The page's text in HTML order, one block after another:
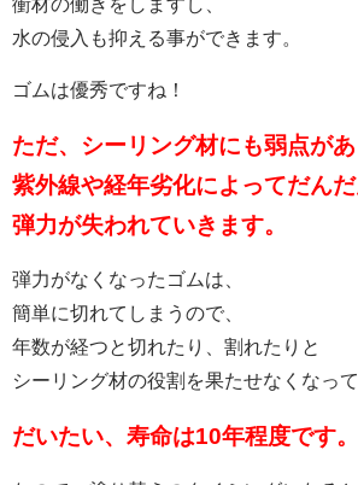
衝材の働きをしますし、
水の侵入も抑える事ができます。
ゴムは優秀ですね！
ただ、シーリング材にも弱点があ
紫外線や経年劣化によってだん
弾力が失われていきます。
弾力がなくなったゴムは、
簡単に切れてしまうので、
年数が経つと切れたり、割れたりと
シーリング材の役割を果たせなくなって
だいたい、寿命は10年程度です。